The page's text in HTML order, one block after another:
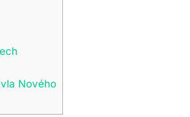
Nového